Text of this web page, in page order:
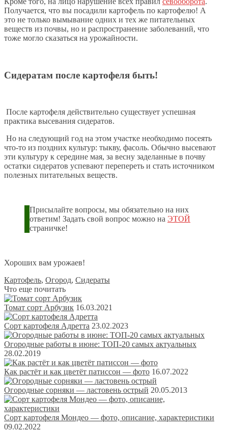
Получается, что вы посадили картофель по картофелю! А
это не только вымывание одних и тех же питательных
веществ из почвы, но и распространение заболеваний, что
тоже могло сказаться на урожайности.
Сидератам после картофеля быть!
После картофеля действительно существует успешная
практика высевания сидератов.
Но на следующий год на этом участке необходимо посеять
что-то из поздних культур: тыкву, фасоль. Обычно высевают
эти культуру к середине мая, за весну заделанные в почву
остатки сидератов успевают перепереть и стать источником
полезных питательных веществ.
Присылайте вопросы, мы обязательно на них
ответим! Задать свой вопрос можно на ЭТОЙ
страничке!
Хороших вам урожаев!
Картофель, Огород, Сидераты
Что еще почитать
Томат сорт Арбузик 16.03.2021
Сорт картофеля Адретта 23.02.2023
Огородные работы в июне: ТОП-20 самых актуальных
28.02.2019
Как растёт и как цветёт патиссон — фото 16.07.2022
Огородные сорняки — ластовень острый 20.05.2013
Сорт картофеля Мондео — фото, описание, характеристики
09.02.2022